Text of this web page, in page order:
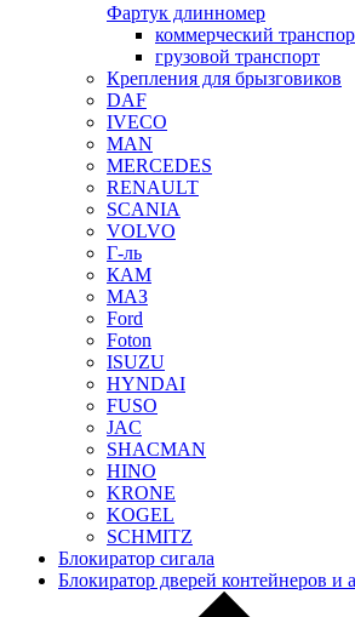
Фартук длинномер
коммерческий
грузовой транспорт
Крепления для брызговиков
DAF
IVECO
MAN
MERCEDES
RENAULT
SCANIA
VOLVO
Г-ль
КАМ
МАЗ
Ford
Foton
ISUZU
HYNDAI
FUSO
JAC
SHACMAN
HINO
KRONE
KOGEL
SCHMITZ
Блокиратор сигала
Блокиратор дверей контейнеров и